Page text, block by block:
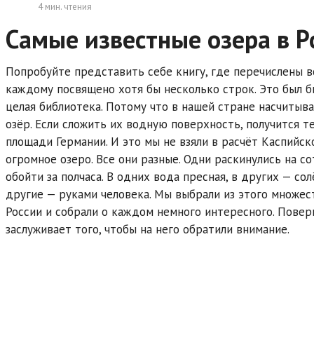
4 мин. чтения
Самые известные озера в
Попробуйте представить себе книгу, где перечислены
каждому посвящено хотя бы несколько строк. Это был
целая библиотека. Потому что в нашей стране
озёр. Если сложить их водную поверхность, получится
площади Германии. И это мы не взяли в расчёт
огромное озеро. Все они разные. Одни раскинулись на
обойти за полчаса. В одних вода пресная, в других —
другие — руками человека. Мы выбрали из этого
России и собрали о каждом немного интересного.
заслуживает того, чтобы на него обратили внимание.